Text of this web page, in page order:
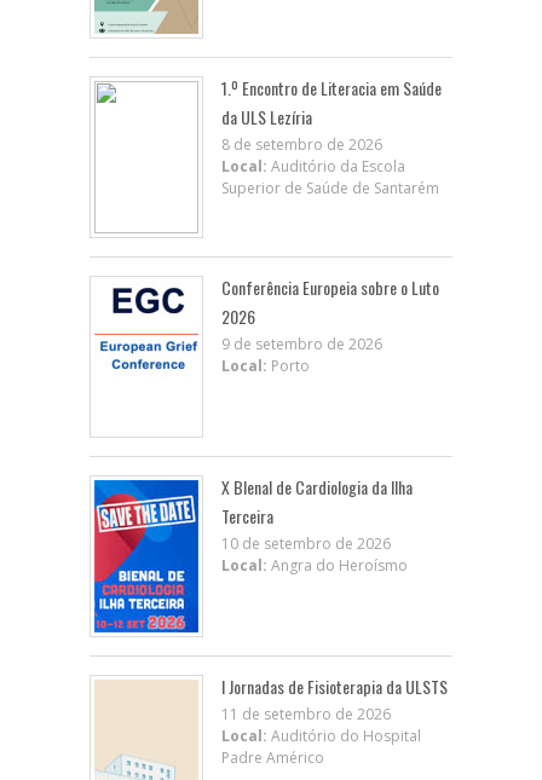
1.º Encontro de Literacia em Saúde
da ULS Lezíria
8 de setembro de 2026
Local: Auditório da Escola
Superior de Saúde de Santarém
Conferência Europeia sobre o Luto
2026
9 de setembro de 2026
Local: Porto
X BIenal de Cardiologia da Ilha
Terceira
10 de setembro de 2026
Local: Angra do Heroísmo
I Jornadas de Fisioterapia da ULSTS
11 de setembro de 2026
Local: Auditório do Hospital
Padre Américo